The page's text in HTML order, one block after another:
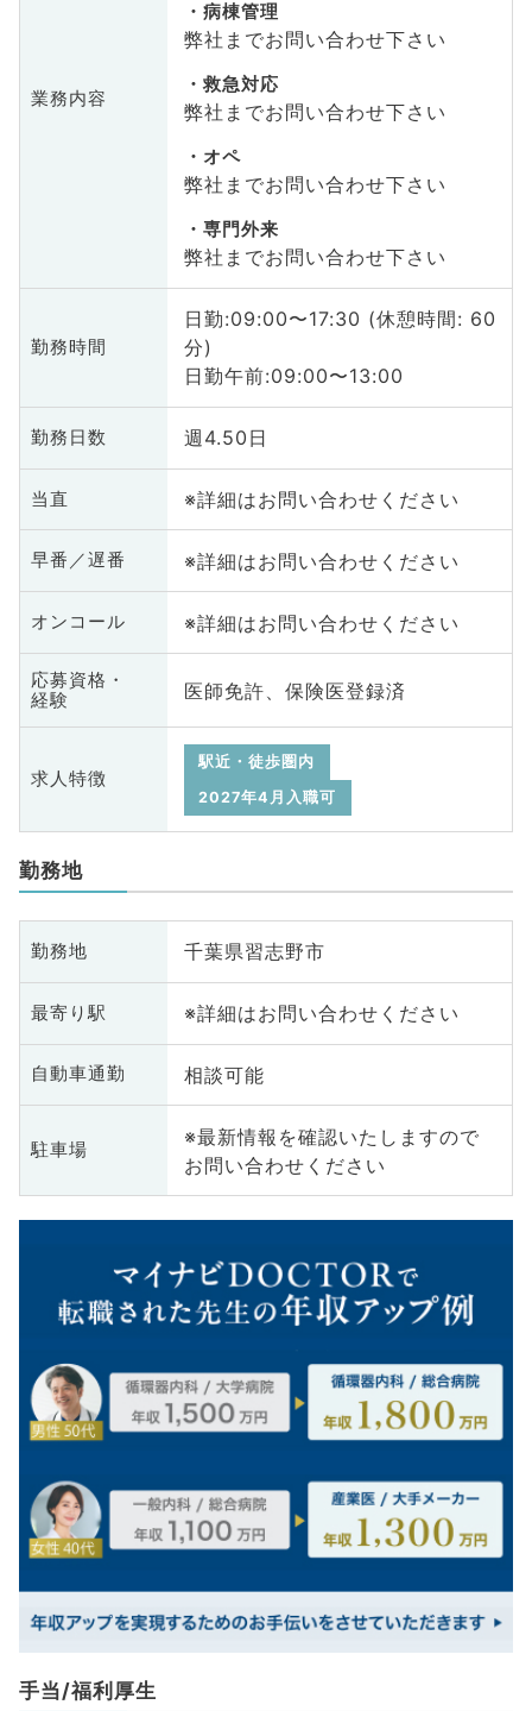
業務内容
病棟管理
弊社までお問い合わせ下さい
救急対応
弊社までお問い合わせ下さい
オペ
弊社までお問い合わせ下さい
専門外来
弊社までお問い合わせ下さい
勤務時間
日勤:09:00〜17:30 (休憩時間: 60
分)
日勤午前:09:00〜13:00
勤務日数 週4.50日
当直 ※詳細はお問い合わせください
早番／遅番 ※詳細はお問い合わせください
オンコール ※詳細はお問い合わせください
応募資格・
経験
医師免許、保険医登録済
求人特徴
駅近・徒歩圏内
2027年4月入職可
勤務地
勤務地 千葉県習志野市
最寄り駅 ※詳細はお問い合わせください
自動車通勤 相談可能
駐車場
※最新情報を確認いたしますので
お問い合わせください
手当/福利厚生